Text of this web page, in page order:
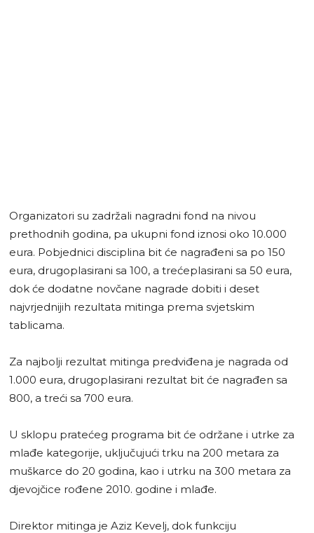
Organizatori su zadržali nagradni fond na nivou
prethodnih godina, pa ukupni fond iznosi oko 10.000
eura. Pobjednici disciplina bit će nagrađeni sa po 150
eura, drugoplasirani sa 100, a trećeplasirani sa 50 eura,
dok će dodatne novčane nagrade dobiti i deset
najvrjednijih rezultata mitinga prema svjetskim
tablicama.
Za najbolji rezultat mitinga predviđena je nagrada od
1.000 eura, drugoplasirani rezultat bit će nagrađen sa
800, a treći sa 700 eura.
U sklopu pratećeg programa bit će održane i utrke za
mlađe kategorije, uključujući trku na 200 metara za
muškarce do 20 godina, kao i utrku na 300 metara za
djevojčice rođene 2010. godine i mlađe.
Direktor mitinga je Aziz Kevelj, dok funkciju